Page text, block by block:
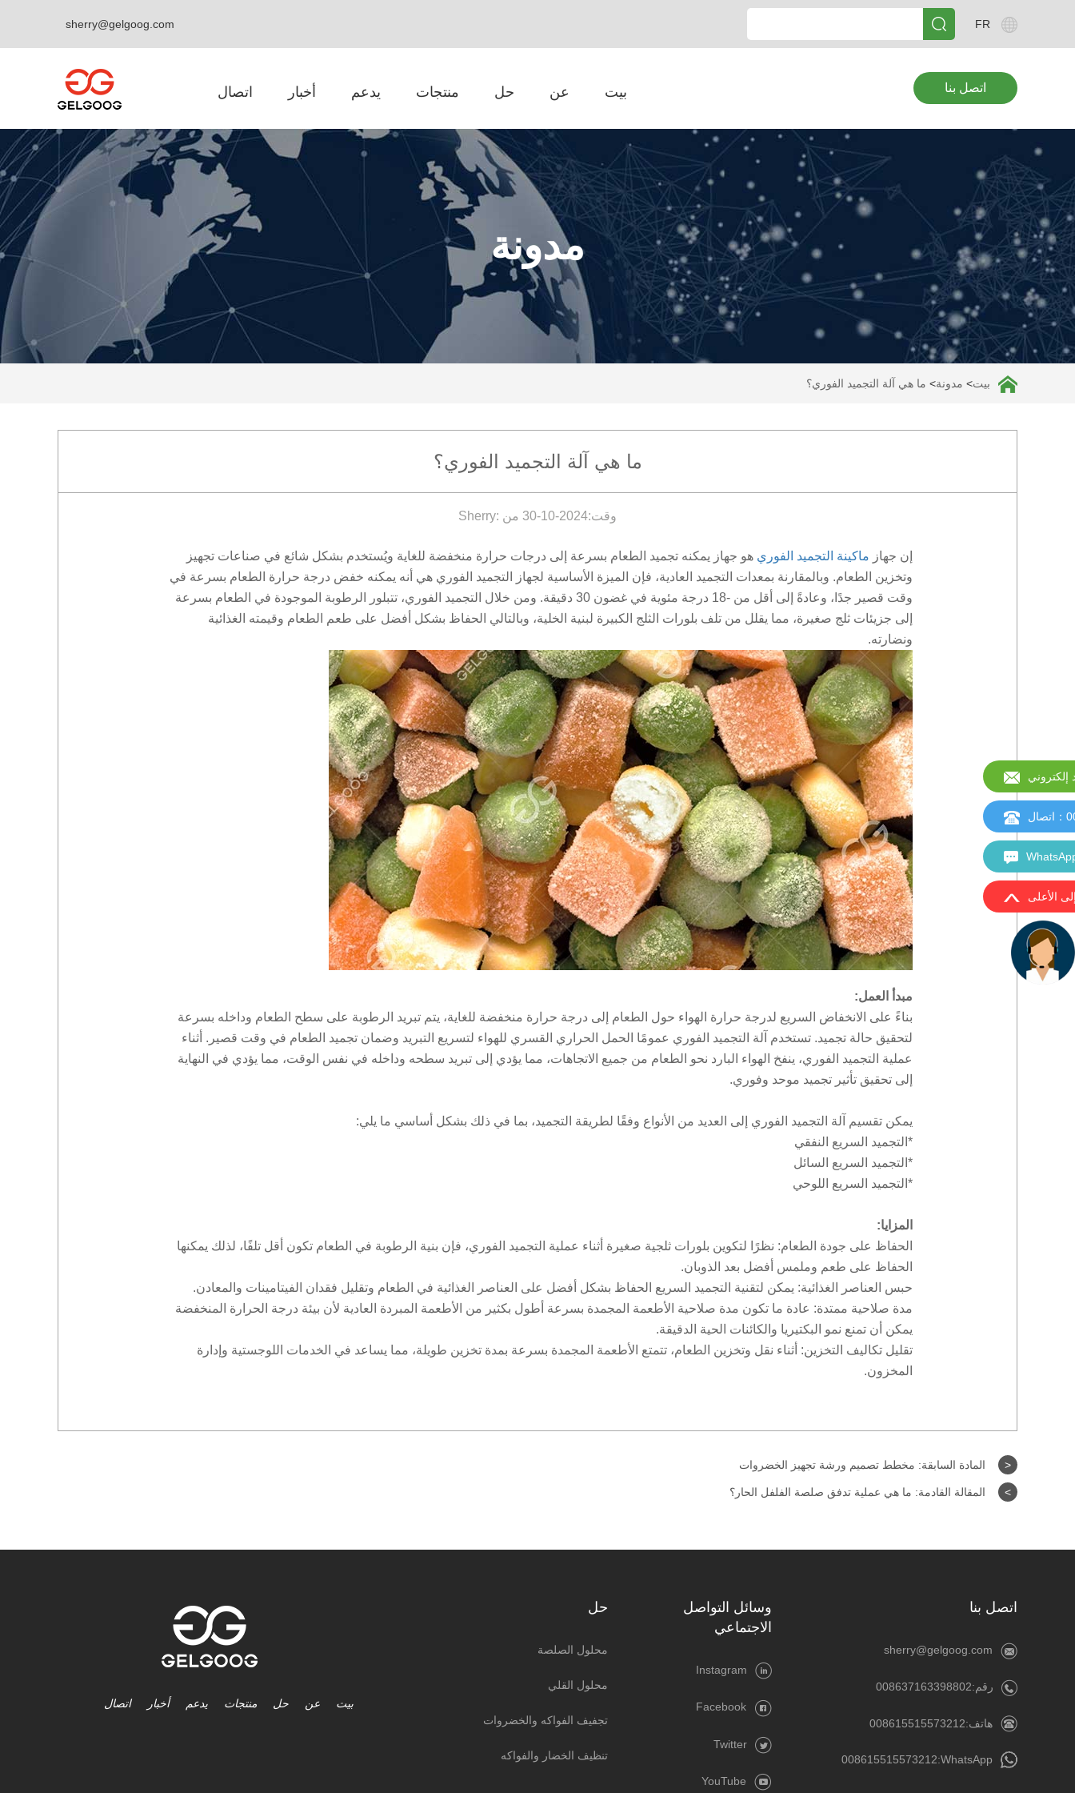
sherry@gelgoog.com FR
بيت عن حل منتجات يدعم أخبار اتصال اتصل بنا
مدونة
بيت> مدونة> ما هي آلة التجميد الفوري؟
ما هي آلة التجميد الفوري؟
وقت:2024-10-30 من :Sherry
إن جهاز ماكينة التجميد الفوري هو جهاز يمكنه تجميد الطعام بسرعة إلى درجات حرارة منخفضة للغاية ويُستخدم بشكل شائع في صناعات تجهيز
وتخزين الطعام. وبالمقارنة بمعدات التجميد العادية، فإن الميزة الأساسية لجهاز التجميد الفوري هي أنه يمكنه خفض درجة حرارة الطعام بسرعة في
وقت قصير جدًا، وعادةً إلى أقل من -18 درجة مئوية في غضون 30 دقيقة. ومن خلال التجميد الفوري، تتبلور الرطوبة الموجودة في الطعام بسرعة
إلى جزيئات ثلج صغيرة، مما يقلل من تلف بلورات الثلج الكبيرة لبنية الخلية، وبالتالي الحفاظ بشكل أفضل على طعم الطعام وقيمته الغذائية
ونضارته.
مبدأ العمل:
بناءً على الانخفاض السريع لدرجة حرارة الهواء حول الطعام إلى درجة حرارة منخفضة للغاية، يتم تبريد الرطوبة على سطح الطعام وداخله بسرعة
لتحقيق حالة تجميد. تستخدم آلة التجميد الفوري عمومًا الحمل الحراري القسري للهواء لتسريع التبريد وضمان تجميد الطعام في وقت قصير. أثناء
عملية التجميد الفوري، ينفخ الهواء البارد نحو الطعام من جميع الاتجاهات، مما يؤدي إلى تبريد سطحه وداخله في نفس الوقت، مما يؤدي في النهاية
إلى تحقيق تأثير تجميد موحد وفوري.
يمكن تقسيم آلة التجميد الفوري إلى العديد من الأنواع وفقًا لطريقة التجميد، بما في ذلك بشكل أساسي ما يلي:
*التجميد السريع النفقي
*التجميد السريع السائل
*التجميد السريع اللوحي
المزايا:
الحفاظ على جودة الطعام: نظرًا لتكوين بلورات ثلجية صغيرة أثناء عملية التجميد الفوري، فإن بنية الرطوبة في الطعام تكون أقل تلفًا، لذلك يمكنها
الحفاظ على طعم وملمس أفضل بعد الذوبان.
حبس العناصر الغذائية: يمكن لتقنية التجميد السريع الحفاظ بشكل أفضل على العناصر الغذائية في الطعام وتقليل فقدان الفيتامينات والمعادن.
مدة صلاحية ممتدة: عادة ما تكون مدة صلاحية الأطعمة المجمدة بسرعة أطول بكثير من الأطعمة المبردة العادية لأن بيئة درجة الحرارة المنخفضة
يمكن أن تمنع نمو البكتيريا والكائنات الحية الدقيقة.
تقليل تكاليف التخزين: أثناء نقل وتخزين الطعام، تتمتع الأطعمة المجمدة بسرعة بمدة تخزين طويلة، مما يساعد في الخدمات اللوجستية وإدارة
المخزون.
< المادة السابقة: مخطط تصميم ورشة تجهيز الخضروات
> المقالة القادمة: ما هي عملية تدفق صلصة الفلفل الحار؟
بيت عن حل منتجات يدعم أخبار اتصال
حل
محلول الصلصة
محلول القلي
تجفيف الفواكه والخضروات
تنظيف الخضار والفواكه
وسائل التواصل
الاجتماعي
Instagram
Facebook
Twitter
YouTube
اتصل بنا
sherry@gelgoog.com
رقم:008637163398802
هاتف:008615515573212
008615515573212 WhatsApp:
إلكتروني
：اتصال
الأعلى